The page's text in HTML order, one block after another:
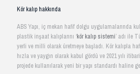
Kör kalıp hakkında
ABS Yapı, iç mekan hafif dolgu uygulamalarında
plastik inşaat kalıplarını ‘kör kalıp sistemi’ adı ile
yerli ve milli olarak üretmeye başladı. Kör kalıpla
hızla ve yaygın olarak kabul gördü ve 2021 yılı
projede kullanılarak yeni bir yapı standardı haline